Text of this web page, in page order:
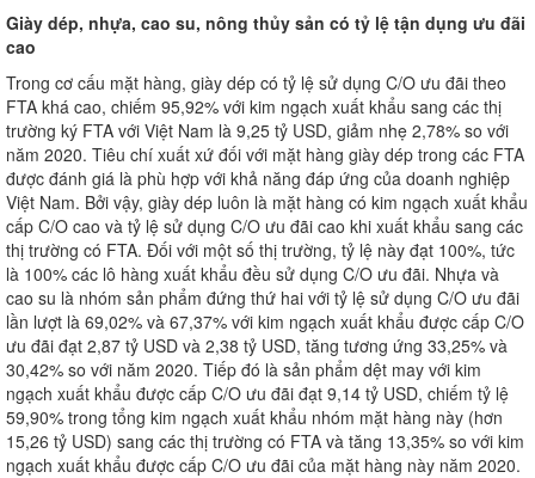
Giày dép, nhựa, cao su, nông thủy sản có tỷ lệ tận dụng ưu đãi
cao
Trong cơ cấu mặt hàng, giày dép có tỷ lệ sử dụng C/O ưu đãi theo
FTA khá cao, chiếm 95,92% với kim ngạch xuất khẩu sang các thị
trường ký FTA với Việt Nam là 9,25 tỷ USD, giảm nhẹ 2,78% so với
năm 2020. Tiêu chí xuất xứ đối với mặt hàng giày dép trong các FTA
được đánh giá là phù hợp với khả năng đáp ứng của doanh nghiệp
Việt Nam. Bởi vậy, giày dép luôn là mặt hàng có kim ngạch xuất khẩu
cấp C/O cao và tỷ lệ sử dụng C/O ưu đãi cao khi xuất khẩu sang các
thị trường có FTA. Đối với một số thị trường, tỷ lệ này đạt 100%, tức
là 100% các lô hàng xuất khẩu đều sử dụng C/O ưu đãi. Nhựa và
cao su là nhóm sản phẩm đứng thứ hai với tỷ lệ sử dụng C/O ưu đãi
lần lượt là 69,02% và 67,37% với kim ngạch xuất khẩu được cấp C/O
ưu đãi đạt 2,87 tỷ USD và 2,38 tỷ USD, tăng tương ứng 33,25% và
30,42% so với năm 2020. Tiếp đó là sản phẩm dệt may với kim
ngạch xuất khẩu được cấp C/O ưu đãi đạt 9,14 tỷ USD, chiếm tỷ lệ
59,90% trong tổng kim ngạch xuất khẩu nhóm mặt hàng này (hơn
15,26 tỷ USD) sang các thị trường có FTA và tăng 13,35% so với kim
ngạch xuất khẩu được cấp C/O ưu đãi của mặt hàng này năm 2020.